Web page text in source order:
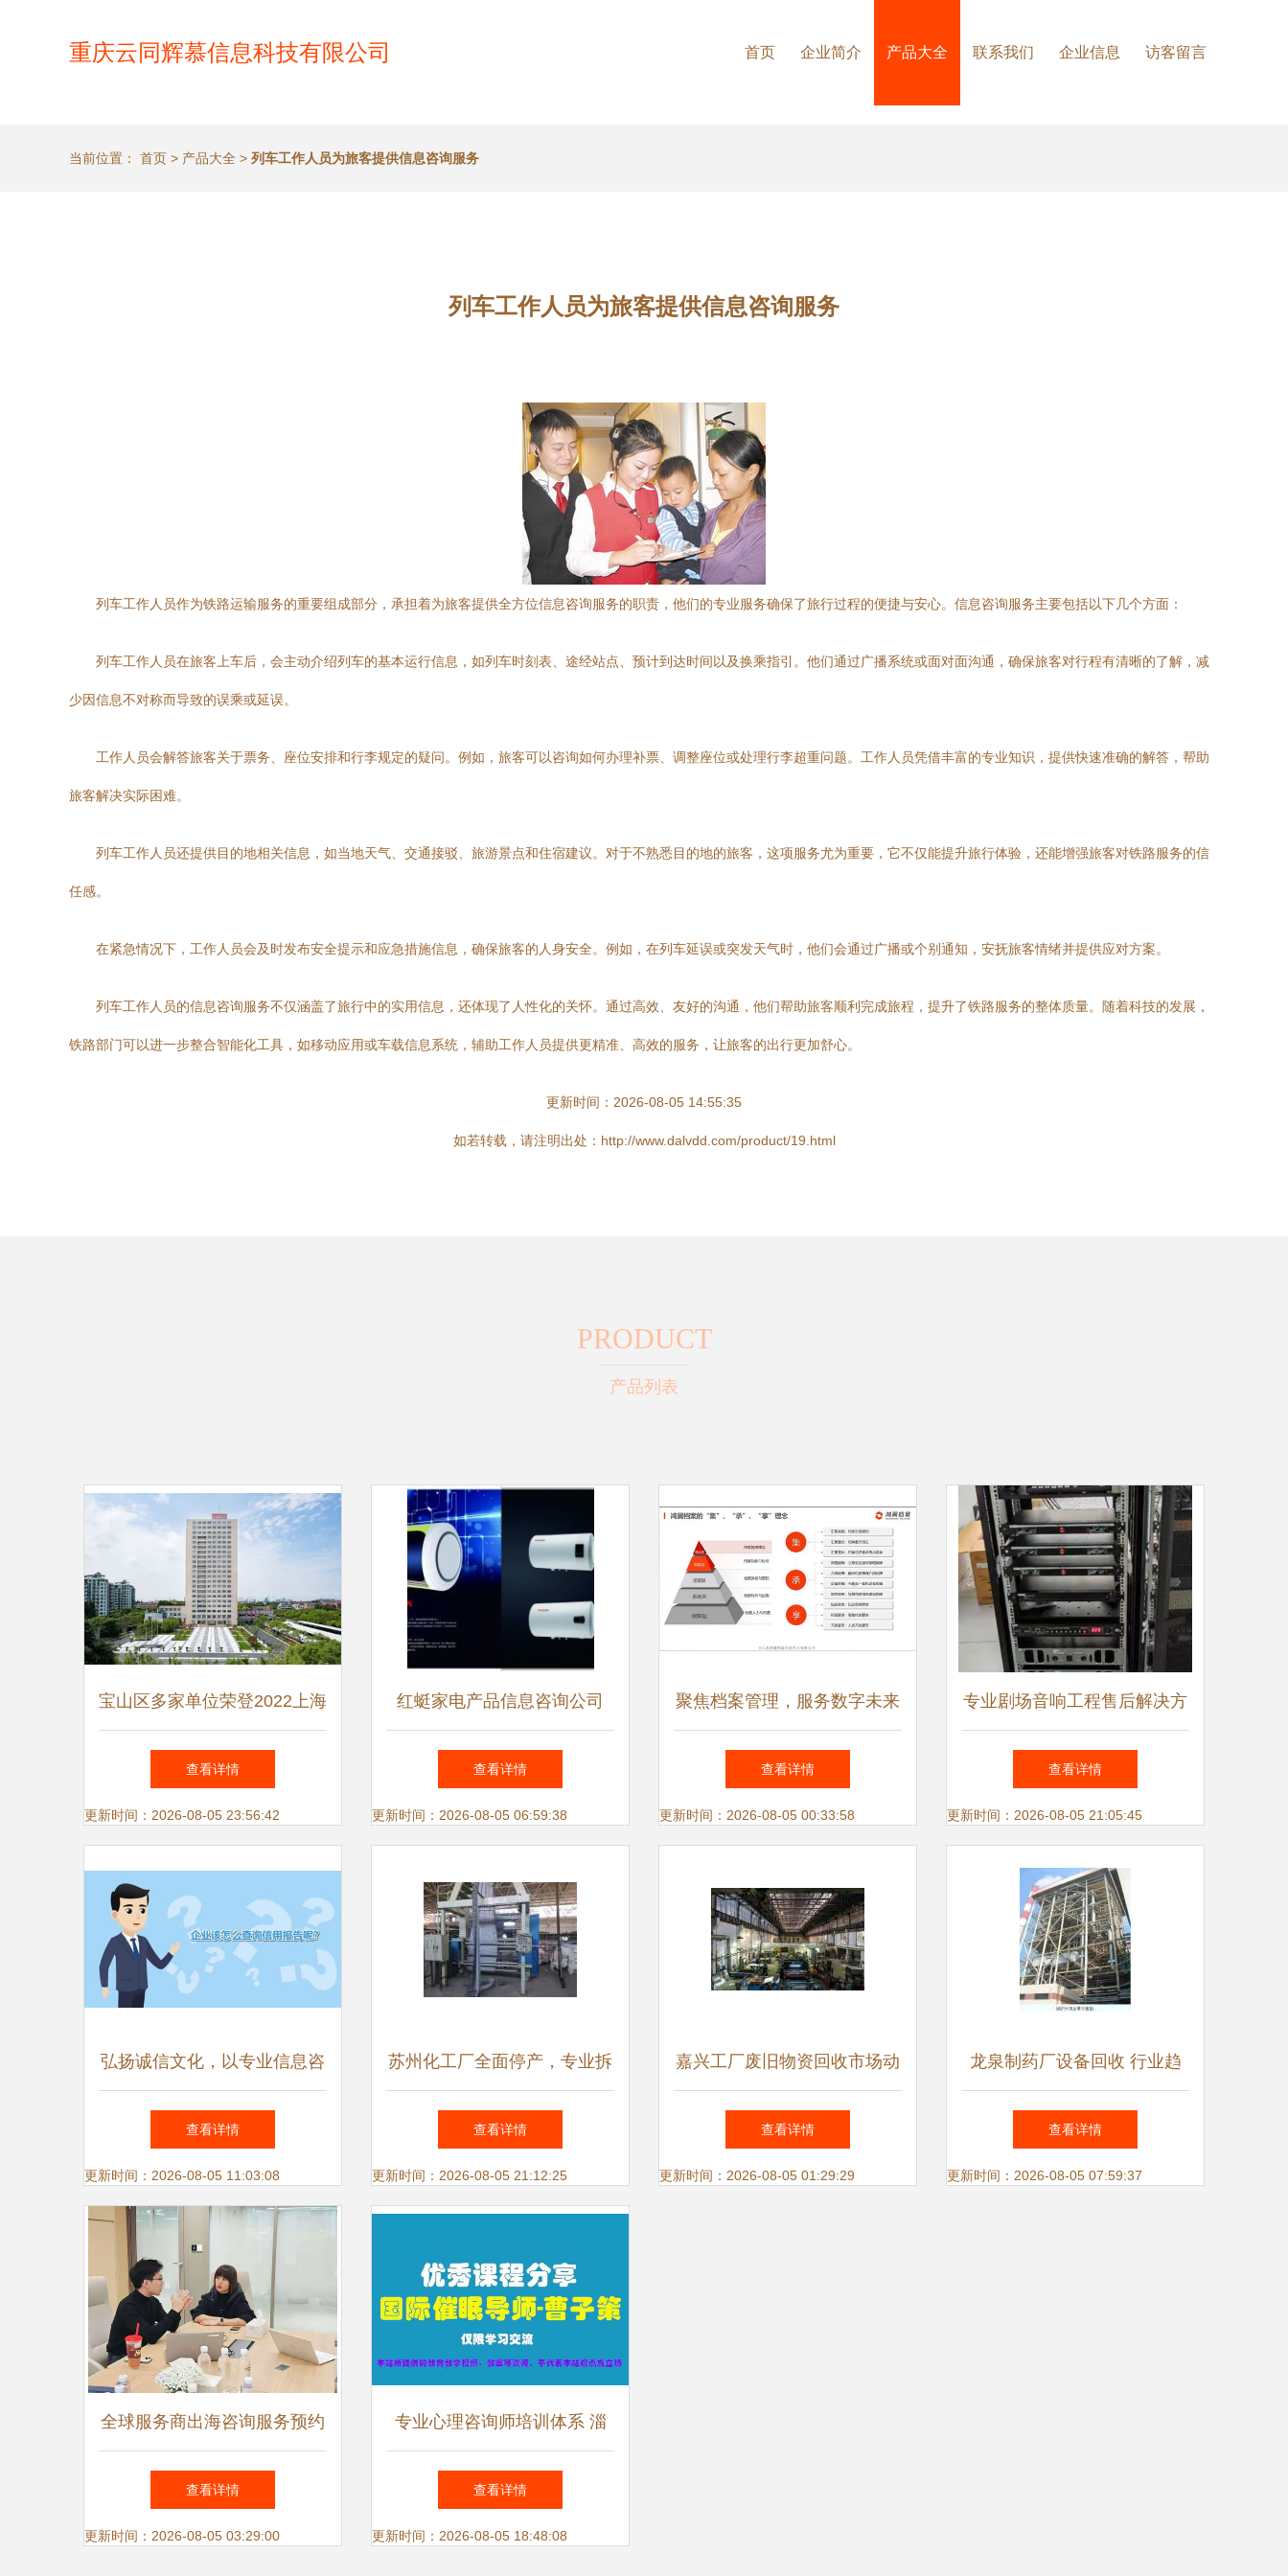
重庆云同辉慕信息科技有限公司 首页 企业简介 产品大全 联系我们 企业信息 访客留言
当前位置： 首页 > 产品大全 > 列车工作人员为旅客提供信息咨询服务
列车工作人员为旅客提供信息咨询服务
列车工作人员作为铁路运输服务的重要组成部分，承担着为旅客提供全方位信息咨询服务的职责，他们的专业服务确保了旅行过程的便捷与安心。信息咨询服务主要包括以下几个方面：
列车工作人员在旅客上车后，会主动介绍列车的基本运行信息，如列车时刻表、途经站点、预计到达时间以及换乘指引。他们通过广播系统或面对面沟通，确保旅客对行程有清晰的了解，减
少因信息不对称而导致的误乘或延误。
工作人员会解答旅客关于票务、座位安排和行李规定的疑问。例如，旅客可以咨询如何办理补票、调整座位或处理行李超重问题。工作人员凭借丰富的专业知识，提供快速准确的解答，帮助
旅客解决实际困难。
列车工作人员还提供目的地相关信息，如当地天气、交通接驳、旅游景点和住宿建议。对于不熟悉目的地的旅客，这项服务尤为重要，它不仅能提升旅行体验，还能增强旅客对铁路服务的信
任感。
在紧急情况下，工作人员会及时发布安全提示和应急措施信息，确保旅客的人身安全。例如，在列车延误或突发天气时，他们会通过广播或个别通知，安抚旅客情绪并提供应对方案。
列车工作人员的信息咨询服务不仅涵盖了旅行中的实用信息，还体现了人性化的关怀。通过高效、友好的沟通，他们帮助旅客顺利完成旅程，提升了铁路服务的整体质量。随着科技的发展，
铁路部门可以进一步整合智能化工具，如移动应用或车载信息系统，辅助工作人员提供更精准、高效的服务，让旅客的出行更加舒心。
更新时间：2026-08-05 14:55:35
如若转载，请注明出处：http://www.dalvdd.com/product/19.html
PRODUCT
产品列表
宝山区多家单位荣登2022上海
硬核科技企业榜单，彰显区域
创新实力
查看详情
更新时间：2026-08-05 23:56:42
红蜓家电产品信息咨询公司
专注吸油烟机与热水器领域的
信息咨询专家
查看详情
更新时间：2026-08-05 06:59:38
聚焦档案管理，服务数字未来
鸿翼档案全产业链产品与服务
发布会圆满举行
查看详情
更新时间：2026-08-05 00:33:58
专业剧场音响工程售后解决方
案——山西中智音响服务详解
查看详情
更新时间：2026-08-05 21:05:45
弘扬诚信文化，以专业信息咨
询服务推进社会诚信体系建设
查看详情
更新时间：2026-08-05 11:03:08
苏州化工厂全面停产，专业拆
除与设备回收助力产业升级
查看详情
更新时间：2026-08-05 21:12:25
嘉兴工厂废旧物资回收市场动
态分析与信息咨询服务价值
查看详情
更新时间：2026-08-05 01:29:29
龙泉制药厂设备回收 行业趋
势、价值评估与专业服务指南
查看详情
更新时间：2026-08-05 07:59:37
全球服务商出海咨询服务预约
通道正式开启 一站式解决方
案助您扬帆远航
查看详情
更新时间：2026-08-05 03:29:00
专业心理咨询师培训体系 淄
博至晋中智恩诚仁教育的专业
指导与服务
查看详情
更新时间：2026-08-05 18:48:08